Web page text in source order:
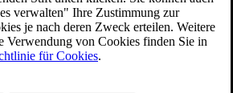
verwalten" Ihre Zustimmung zur
je nach deren Zweck erteilen. Weitere
Verwendung von Cookies finden Sie in
für Cookies.